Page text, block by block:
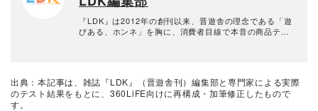
『LDK』は2012年の創刊以来、晋遊舎の理念である「遊
びある、ホンネ」を胸に、消費者目線で本音の商品テス
て見つけた「本当に良いもの」と「お役立ち情報」を厳
選してあなたにお届け。編集長・高橋咲彩を中心に、11
出典：本記事は、雑誌『LDK』（晋遊舎刊）編集部と専門家による実際
のテスト結果をもとに、360LiFE向けに再構成・加筆修正したもので
す。